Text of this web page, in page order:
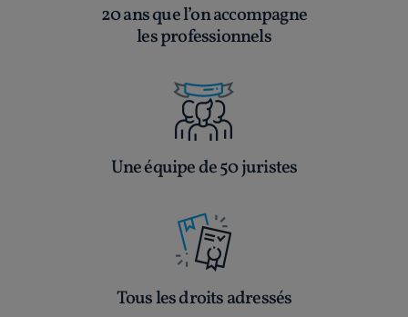
20 ans que l’on accompagne
les professionnels
Une équipe de 50 juristes
Tous les droits adressés